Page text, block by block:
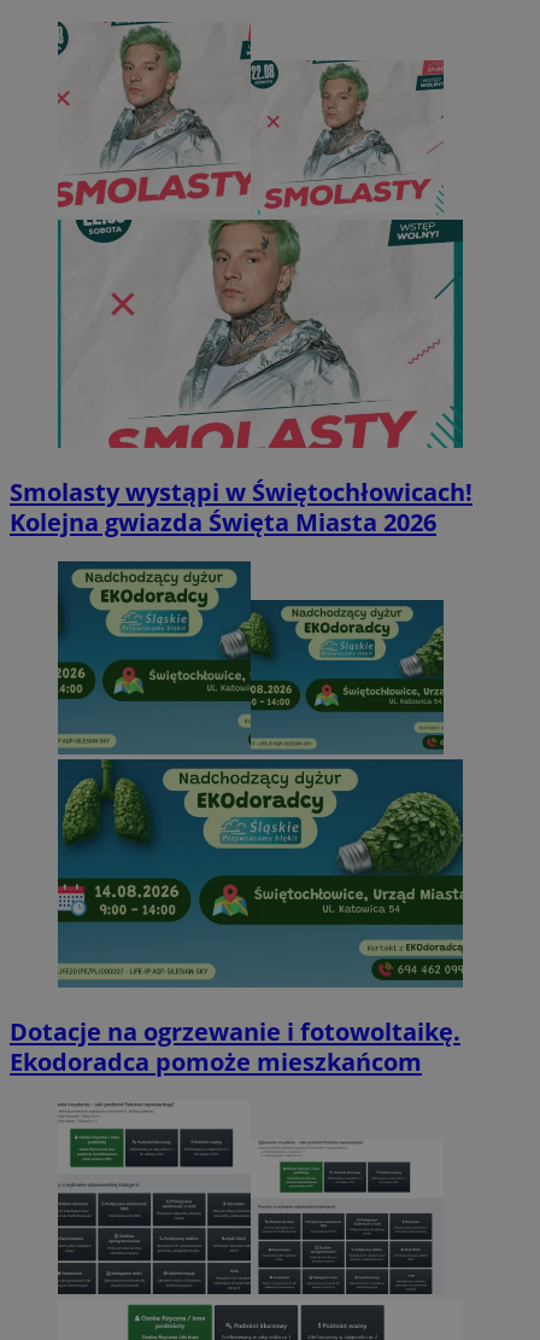
Smolasty wystąpi w Świętochłowicach!
Kolejna gwiazda Święta Miasta 2026
Dotacje na ogrzewanie i fotowoltaikę.
Ekodoradca pomoże mieszkańcom